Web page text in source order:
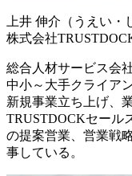
上井 伸介（うえい・
株式会社
総合人材サービス会
中小～大手クライア
新規事業立ち上げ、
TRUSTDOCKセール
の提案営業、営業戦
事している。